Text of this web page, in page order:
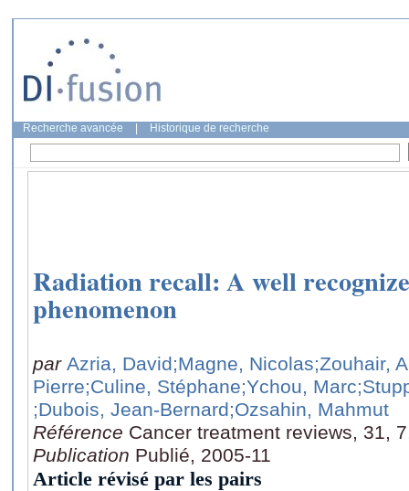
Recherche avancée Historique de recherche
Radiation recall: A well
phenomenon
par Azria, David;Magne, Nicolas;Zouhair,
Pierre;Culine, Stéphane;Ychou, Marc
;Dubois, Jean-Bernard;Ozsahin, Mahmut
Référence Cancer treatment reviews, 31,
Publication Publié, 2005-11
Article révisé par les pairs